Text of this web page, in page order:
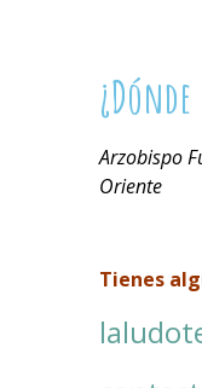
Arzobispo
Oriente
Tienes